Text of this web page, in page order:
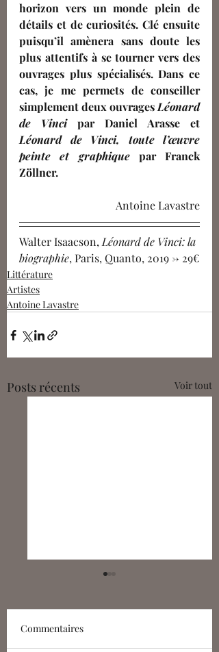
horizon vers un monde plein de
détails et de curiosités. Clé ensuite
puisqu’il amènera sans doute les
plus attentifs à se tourner vers des
ouvrages plus spécialisés. Dans ce
cas, je me permets de conseiller
simplement deux ouvrages Léonard
de Vinci
Léonard de Vinci, toute l’œuvre
peinte et graphique par Franck
Zöllner.
Antoine Lavastre
Walter Isaacson, Léonard de Vinci: la
biographie, Paris, Quanto, 2019 -> 29€
Littérature
Artistes
Antoine Lavastre
Posts récents Voir tout
Commentaires